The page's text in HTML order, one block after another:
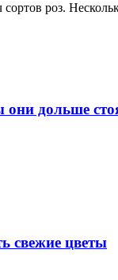
сортов роз.
они дольше
свежие цветы